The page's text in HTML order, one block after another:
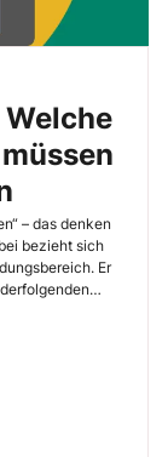
– das denken
bezieht sich
Er
des § 15a
Ihnen, wie Sie
Abschluss
In Teil 5